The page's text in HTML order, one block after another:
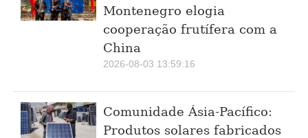
Montenegro elogia
cooperação frutífera com a
China
2026-08-03 13:59:16
Comunidade Ásia-Pacífico:
Produtos solares fabricados